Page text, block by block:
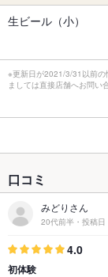
生ビール（小）
※更新日が2021/3/31以前の
ましては直接店舗へお問い
口コミ
みどりさん
20代前半・投稿
4.0
初体験